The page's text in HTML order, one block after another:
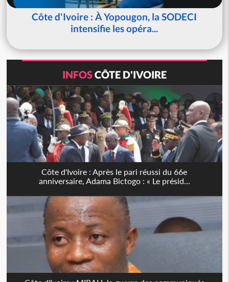
Côte d'Ivoire : À Yopougon, la SODECI
intensifie les opéra...
INFOSCÔTE D'IVOIRE
Côte d'Ivoire : Après le pari réussi du 66e
anniversaire, Adama Bictogo : « Le présid...